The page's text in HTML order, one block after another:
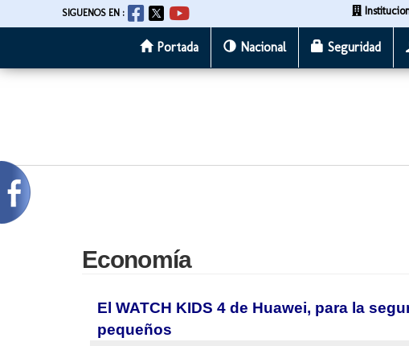
al
SIGUENOS EN :
Portada Nacional Seguridad
Economía
El WATCH KIDS 4 de Huawei, para la
pequeños